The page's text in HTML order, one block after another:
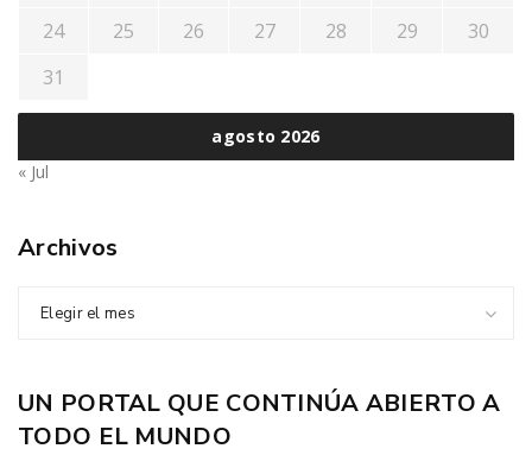
agosto 2026
24
25 26 27 28 29
30
31
« Jul
Archivos
Elegir el mes
UN PORTAL QUE CONTINÚA ABIERTO A
TODO EL MUNDO